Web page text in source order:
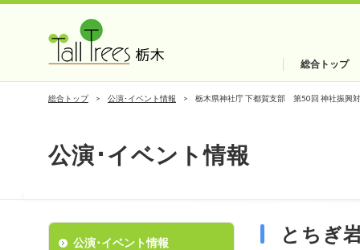
総合トップ
総合トップ 公演･イベント情報 栃木県神社庁 下都賀支部 第50回 神社振興
公演･イベント情報
とちぎ
公演･イベント情報